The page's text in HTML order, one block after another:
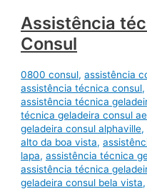
Assistência
Consul
0800 consul,assistência
assistência técnica consul
assistência técnica
técnica geladeira consul
geladeira consul alphaville,
alto da boa vista,
lapa,assistência técnica
assistência técnica
geladeira consul bela vista